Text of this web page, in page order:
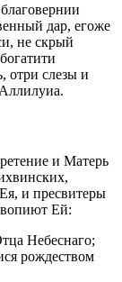
дар, егоже
не скрый
отри слезы и
и Матерь
и пресвитеры
вопиют Ей:
Небеснаго;
рождеством